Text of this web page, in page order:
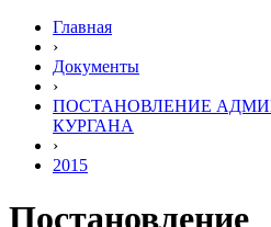
Главная
›
Документы
›
ПОСТАНОВЛЕНИЕ
КУРГАНА
›
2015
Постановление